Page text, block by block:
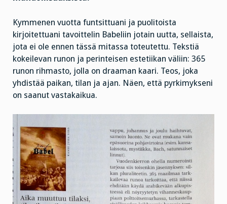
Kymmenen vuotta funtsittuani ja puolitoista
kirjoitettuani tavoittelin Babeliin jotain uutta, sellaista,
jota ei ole ennen tässä mitassa toteutettu. Tekstiä
kokeilevan runon ja perinteisen estetiikan väliin: 365
runon rihmasto, jolla on draaman kaari. Teos, joka
yhdistää paikan, tilan ja ajan. Näen, että pyrkimykseni
on saanut vastakaikua.